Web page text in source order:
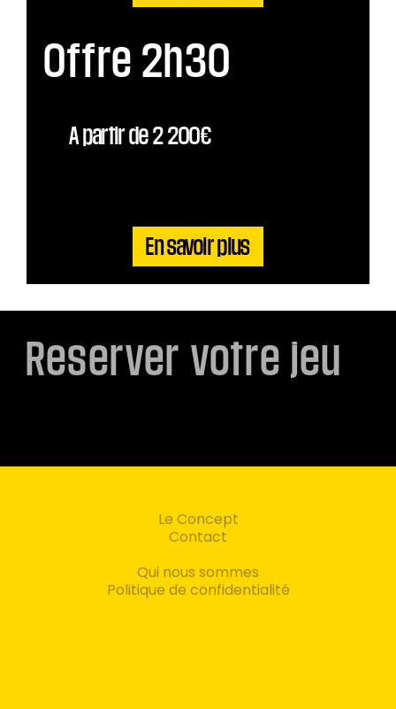
Offre 2h30
A partir de 2 200€
En savoir plus
Reserver votre jeu
Le Concept
Contact
Qui nous sommes
Politique de confidentialité